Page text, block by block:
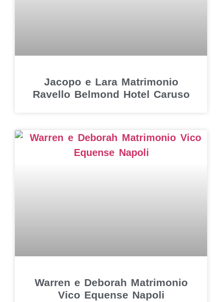
Jacopo e Lara Matrimonio
Ravello Belmond Hotel Caruso
Warren e Deborah Matrimonio
Vico Equense Napoli